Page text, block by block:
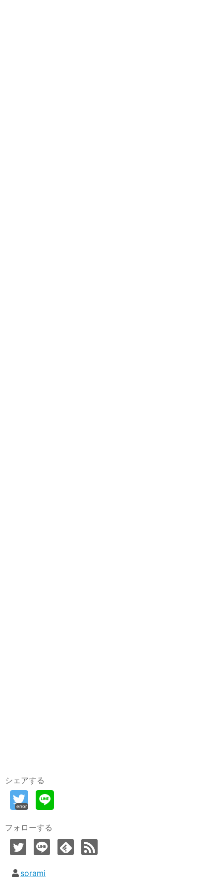
シェアする
error
フォローする
sorami